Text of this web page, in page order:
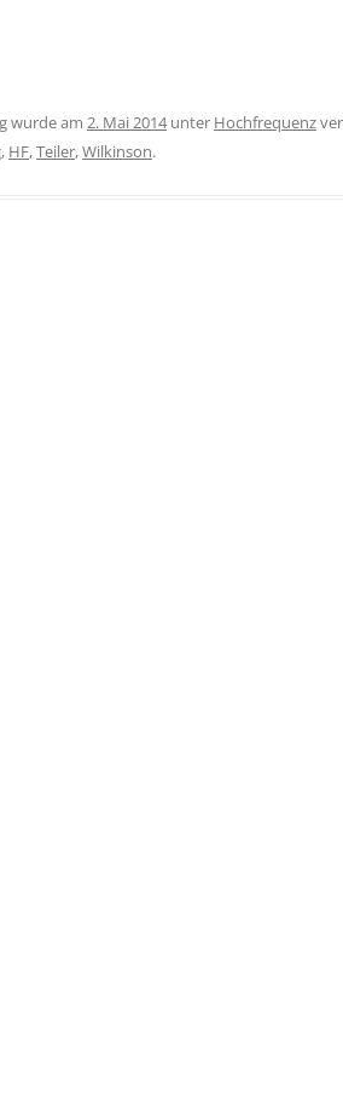
wurde am 2. Mai 2014unter Hochfrequenz
, HF,Teiler,Wilkinson.